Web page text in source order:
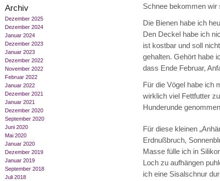
Archiv
Dezember 2025
Dezember 2024
Januar 2024
Dezember 2023
Januar 2023
Dezember 2022
November 2022
Februar 2022
Januar 2022
Dezember 2021
Januar 2021
Dezember 2020
September 2020
Juni 2020
Mai 2020
Januar 2020
Dezember 2019
Januar 2019
September 2018
Juli 2018
Schnee bekommen wir
Die Bienen habe ich
Den Deckel habe ich
ist kostbar und soll
gehalten. Gehört habe
dass Ende Februar,
Für die Vögel habe ich
wirklich viel Fettfutter
Hunderunde
Für diese kleinen
Erdnußbruch,
Masse fülle ich in
Loch zu aufhängen
ich eine Sisalschnur